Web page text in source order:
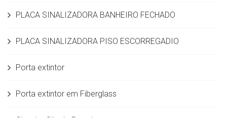
PLACA SINALIZADORA BANHEIRO FECHADO
PLACA SINALIZADORA PISO ESCORREGADIO
Porta extintor
Porta extintor em Fiberglass
Cinzeiro Slin de Parede